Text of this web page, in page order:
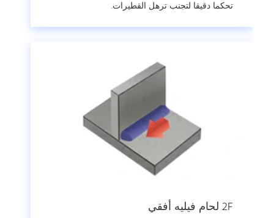
تحكما دقيقا لتجنب ترهل القطيرات.
2F لحام فيليه أفقي